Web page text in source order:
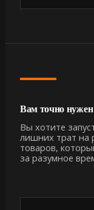
Вам точно
Вы хотите
лишних трат на
товаров,
за разумное